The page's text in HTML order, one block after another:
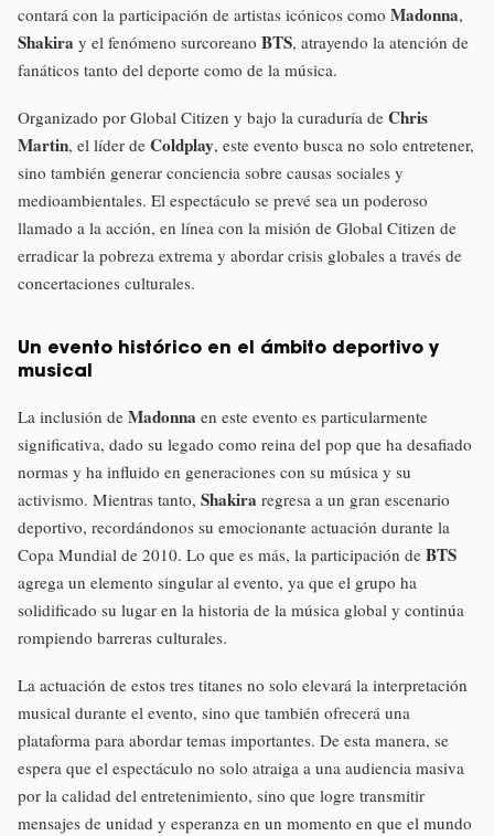
contará con la participación de artistas icónicos como Madonna,
Shakira y el fenómeno surcoreano BTS, atrayendo la atención de
fanáticos tanto del deporte como de la música.
Organizado por Global Citizen y bajo la curaduría de Chris
Martin, el líder de Coldplay, este evento busca no solo entretener,
sino también generar conciencia sobre causas sociales y
medioambientales. El espectáculo se prevé sea un poderoso
llamado a la acción, en línea con la misión de Global Citizen de
erradicar la pobreza extrema y abordar crisis globales a través de
concertaciones culturales.
Un evento histórico en el ámbito deportivo y
musical
La inclusión de Madonna en este evento es particularmente
significativa, dado su legado como reina del pop que ha desafiado
normas y ha influido en generaciones con su música y su
activismo. Mientras tanto, Shakira regresa a un gran escenario
deportivo, recordándonos su emocionante actuación durante la
Copa Mundial de 2010. Lo que es más, la participación de BTS
agrega un elemento singular al evento, ya que el grupo ha
solidificado su lugar en la historia de la música global y continúa
rompiendo barreras culturales.
La actuación de estos tres titanes no solo elevará la interpretación
musical durante el evento, sino que también ofrecerá una
plataforma para abordar temas importantes. De esta manera, se
espera que el espectáculo no solo atraiga a una audiencia masiva
por la calidad del entretenimiento, sino que logre transmitir
mensajes de unidad y esperanza en un momento en que el mundo